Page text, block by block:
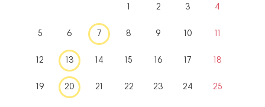
2 3 4
5 6 7 8 9 10
12 13 14 15 16 17 18
19 20 21 22 23 24 25